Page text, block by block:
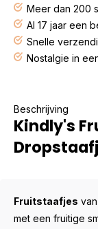
Meer dan 200
Al 17 jaar een
Snelle
Nostalgie in
Beschrijving
Kindly's
Fruitstaafjes
met een fruitige